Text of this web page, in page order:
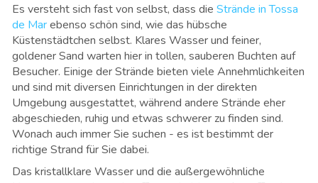
Es versteht sich fast von selbst, dass die Strände in Tossa
de Marebenso schön sind, wie das hübsche
Küstenstädtchen selbst. Klares Wasser und feiner,
goldener Sand warten hier in tollen, sauberen Buchten auf
Besucher. Einige der Strände bieten viele Annehmlichkeiten
und sind mit diversen Einrichtungen in der direkten
Umgebung ausgestattet, während andere Strände eher
abgeschieden, ruhig und etwas schwerer zu finden sind.
Wonach auch immer Sie suchen - es ist bestimmt der
richtige Strand für Sie dabei.
Das kristallklare Wasser und die außergewöhnliche